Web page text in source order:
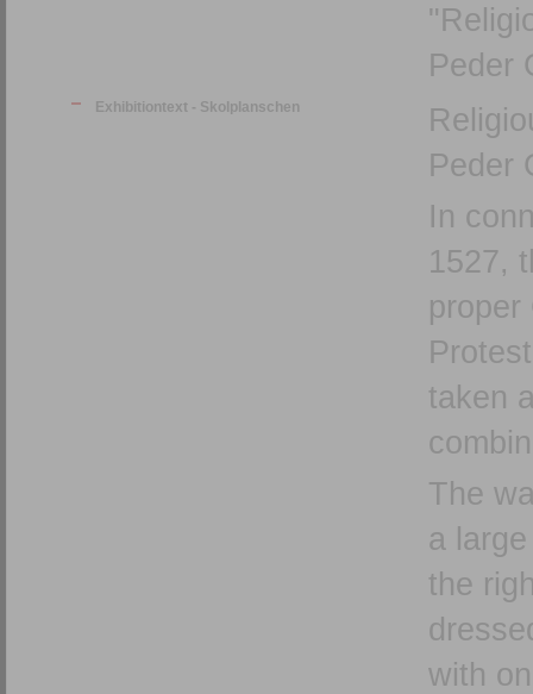
Peder
Exhibitiontext - Skolplanschen
Peder
In
1527,
proper
taken
The
a
the
with